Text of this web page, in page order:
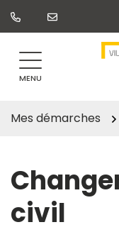
Aller
MENU
Mes démarches
civil